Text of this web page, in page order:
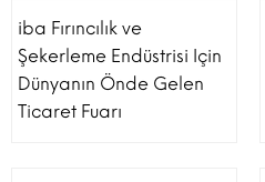
iba Fırıncılık ve
Şekerleme Endüstrisi Için
Dünyanın Önde Gelen
Ticaret Fuarı